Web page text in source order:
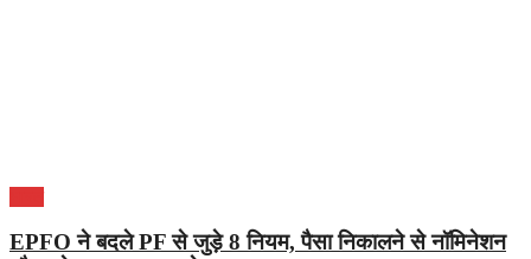
EPFO ने बदले PF से जुड़े 8 नियम, पैसा निकालने से नॉमिनेशन